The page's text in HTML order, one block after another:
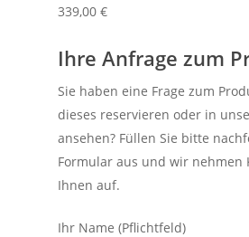
339,00 €
Ihre Anfrage zum
Sie haben eine Frage zum
dieses reservieren oder in
ansehen? Füllen Sie bitte
Formular aus und wir nehmen
Ihnen auf.
Ihr Name (Pflichtfeld)